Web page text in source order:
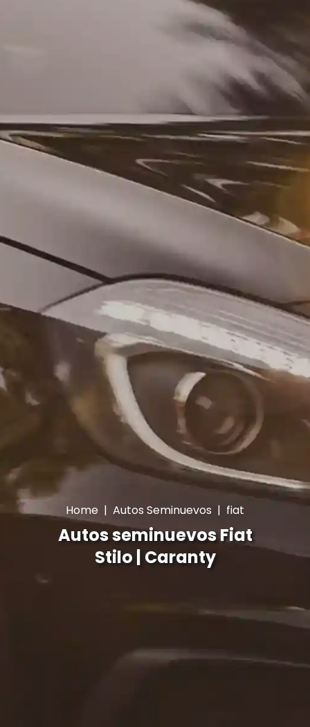
Home | Autos Seminuevos | fiat
Autos seminuevos Fiat
Stilo | Caranty